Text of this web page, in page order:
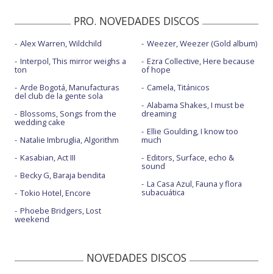
PRO. NOVEDADES DISCOS
Alex Warren, Wildchild
Interpol, This mirror weighs a
ton
Arde Bogotá, Manufacturas
del club de la gente sola
Blossoms, Songs from the
wedding cake
Natalie Imbruglia, Algorithm
Kasabian, Act III
Becky G, Baraja bendita
Tokio Hotel, Encore
Phoebe Bridgers, Lost
weekend
Weezer, Weezer (Gold album)
Ezra Collective, Here because
of hope
Camela, Titánicos
Alabama Shakes, I must be
dreaming
Ellie Goulding, I know too
much
Editors, Surface, echo &
sound
La Casa Azul, Fauna y flora
subacuática
NOVEDADES DISCOS